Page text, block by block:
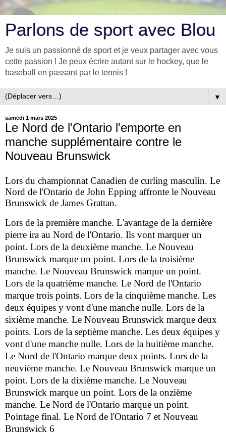
Parlons de sport avec Blou
Je suis un passionné de sport et je veux partager avec vous
cette passion ! Je peux écrire autant sur le hockey, que le
baseball en passant par le tennis !
▼
samedi 1 mars 2025
Le Nord de l'Ontario l'emporte en
manche supplémentaire contre le
Nouveau Brunswick
Lors du championnat Canadien de curling masculin. Le
Nord de l'Ontario de John Epping affronte le Nouveau
Brunswick de James Grattan.
Lors de la première manche. L'avantage de la dernière
pierre ira au Nord de l'Ontario. Ils vont marquer un
point. Lors de la deuxième manche. Le Nouveau
Brunswick marque un point. Lors de la troisième
manche. Le Nouveau Brunswick marque un point.
Lors de la quatrième manche. Le Nord de l'Ontario
marque trois points. Lors de la cinquième manche. Les
deux équipes y vont d'une manche nulle. Lors de la
sixième manche. Le Nouveau Brunswick marque deux
points. Lors de la septième manche. Les deux équipes y
vont d'une manche nulle. Lors de la huitième manche.
Le Nord de l'Ontario marque deux points. Lors de la
neuvième manche. Le Nouveau Brunswick marque un
point. Lors de la dixième manche. Le Nouveau
Brunswick marque un point. Lors de la onzième
manche. Le Nord de l'Ontario marque un point.
Pointage final. Le Nord de l'Ontario 7 et Nouveau
Brunswick 6